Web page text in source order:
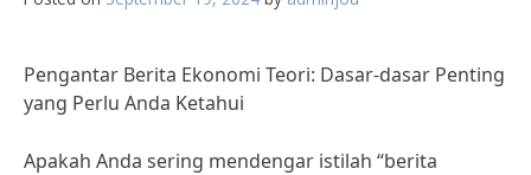
Pengantar Berita Ekonomi Teori: Dasar-dasar Penting
yang Perlu Anda Ketahui
Apakah Anda sering mendengar istilah “berita